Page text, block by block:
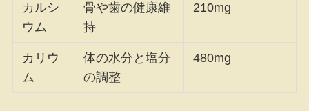
カルシ
ウム
骨や歯の健康維
持
210mg
カリウ
ム
体の水分と塩分
の調整
480mg